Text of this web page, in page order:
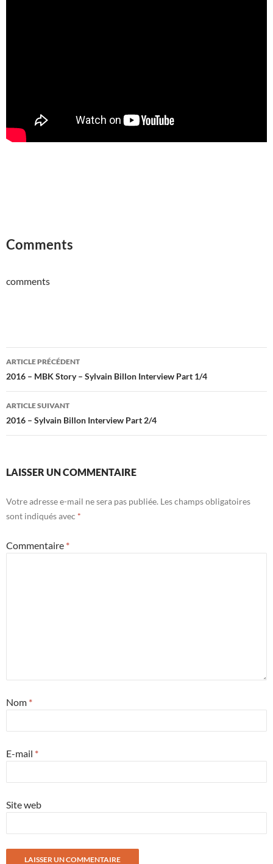
Comments
comments
Navigation
des
articles
ARTICLE PRÉCÉDENT
2016 – MBK Story – Sylvain Billon Interview Part 1/4
ARTICLE SUIVANT
2016 – Sylvain Billon Interview Part 2/4
LAISSER UN COMMENTAIRE
Votre adresse e-mail ne sera pas publiée. Les champs obligatoires
sont indiqués avec *
Commentaire *
Nom *
E-mail *
Site web